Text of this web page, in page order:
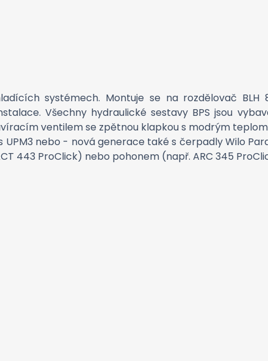
systémech. Montuje se na rozdělovač
Všechny hydraulické sestavy BPS jsou
ventilem se zpětnou klapkou s modrým
nebo - nová generace také s čerpadly Wilo
443 ProClick) nebo pohonem (např. ARC 345